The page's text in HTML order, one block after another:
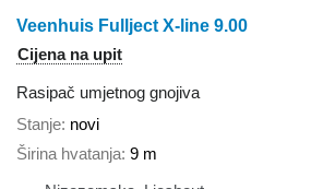
Veenhuis Fullject X-line 9.00
Cijena na upit
Rasipač umjetnog gnojiva
Stanje novi
Širina hvatanja 9 m